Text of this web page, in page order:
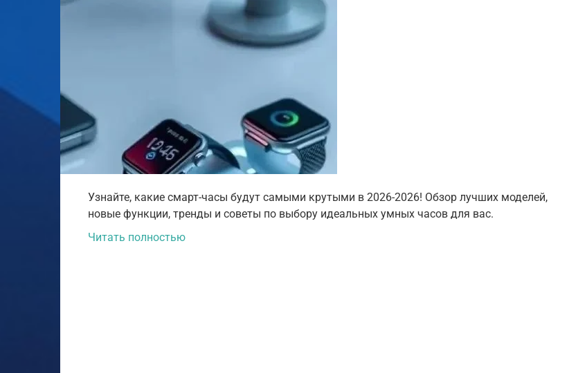
Узнайте, какие смарт-часы будут самыми крутыми в 2026-2026! Обзор лучших моделей,
новые функции, тренды и советы по выбору идеальных умных часов для вас.
Читать полностью